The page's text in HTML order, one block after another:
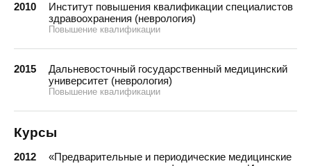
2010
Институт повышения квалификации специалистов
здравоохранения (неврология)
Повышение квалификации
2015
Дальневосточный государственный медицинский
университет (неврология)
Повышение квалификации
Курсы
2012
«Предварительные и периодические медицинские